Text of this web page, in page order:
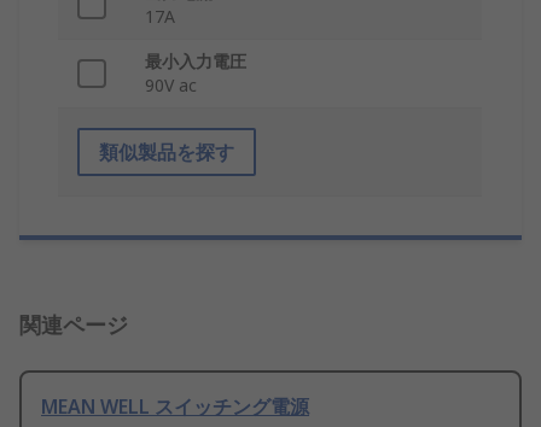
17A
最小入力電圧
90V ac
類似製品を探す
関連ページ
MEAN WELL スイッチング電源